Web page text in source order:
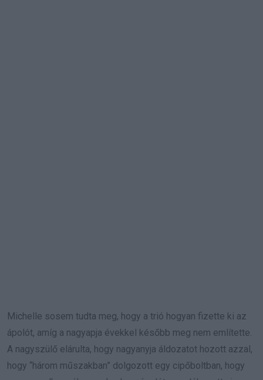
Michelle sosem tudta meg, hogy a trió hogyan fizette ki az
ápolót, amíg a nagyapja évekkel később meg nem említette.
A nagyszülő elárulta, hogy nagyanyja áldozatot hozott azzal,
hogy “három műszakban” dolgozott egy cipőboltban, hogy